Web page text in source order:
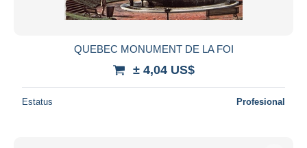
QUEBEC MONUMENT DE LA FOI
± 4,04 US$
Estatus Profesional